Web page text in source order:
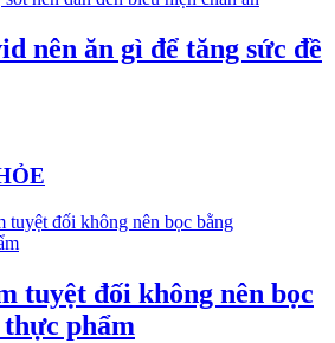
nên ăn gì để tăng sức đề
tuyệt đối không nên bọc
phẩm